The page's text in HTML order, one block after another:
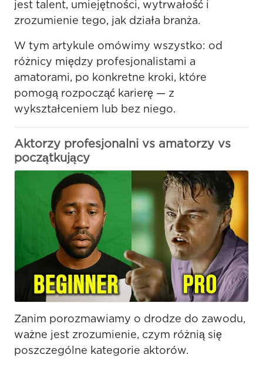
jest talent, umiejętności, wytrwałość i
zrozumienie tego, jak działa branża.
W tym artykule omówimy wszystko: od
różnicy między profesjonalistami a
amatorami, po konkretne kroki, które
pomogą rozpocząć karierę — z
wykształceniem lub bez niego.
Aktorzy profesjonalni vs amatorzy vs
początkujący
Zanim porozmawiamy o drodze do zawodu,
ważne jest zrozumienie, czym różnią się
poszczególne kategorie aktorów.